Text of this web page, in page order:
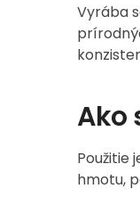
Vyrába
Ako
Použitie
hmotu,